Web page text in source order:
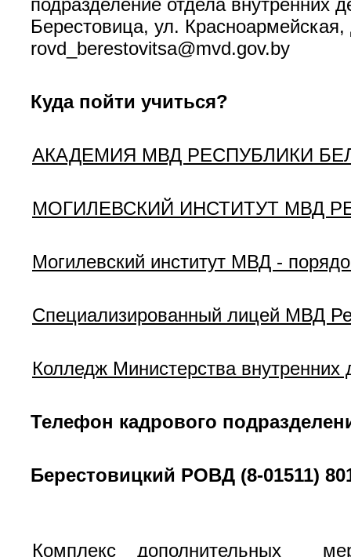
подразделение отдела внутренних
Берестовица, ул.
rovd_berestovitsa@mvd.gov.by
Куда пойти учиться?
АКАДЕМИЯ МВД РЕСПУБЛИКИ
МОГИЛЕВСКИЙ ИНСТИТУТ МВД
Могилевский институт МВД -
Специализированный лицей МВД
Колледж Министерства внутренних
Телефон кадрового
Берестовицкий РОВД (8-01511)
Комплекс дополнительных